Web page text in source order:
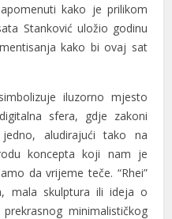
kako je prilikom
Stanković uložio godinu
kako bi ovaj sat
iluzorno mjesto
sfera, gdje zakoni
aludirajući tako na
koncepta koji nam je
da vrijeme teče. “Rhei”
mala skulptura ili ideja o
minimalističkog